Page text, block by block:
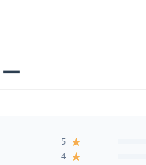
5 ★
4 ★